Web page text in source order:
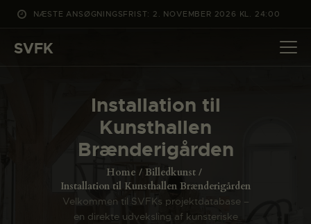
NÆSTE ANSØGNINGSFRIST: 2. NOVEMBER 2026 KL. 24:00
SVFK
Installation til
Kunsthallen
Brænderigården
Home
Billedkunst
Installation til Kunsthallen Brænderigården
Velkommen til SVFKs projektdatabase –
en direkte udveksling af kunsteriske
DET SKER
PROJEKTER
CHANNEL
OM SVFK
ENGLISH